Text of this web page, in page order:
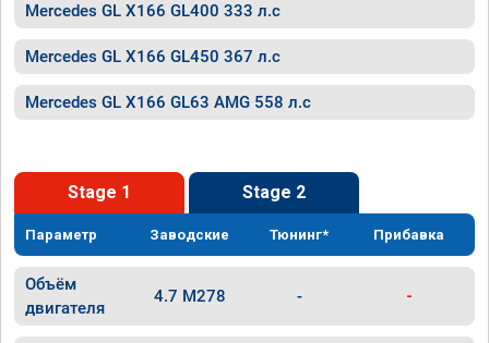
Mercedes GL X166 GL400 333 л.с
Mercedes GL X166 GL450 367 л.с
Mercedes GL X166 GL63 AMG 558 л.с
Stage 1 Stage 2
Параметр Заводские Тюнинг* Прибавка
Объём
двигателя
4.7 M278 - -